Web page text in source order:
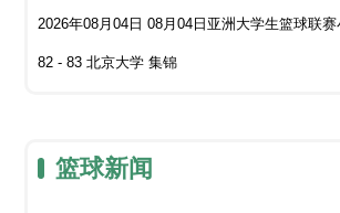
2026年08月04日 08月04日亚洲大学生篮球联
82 - 83 北京大学 集锦
篮球新闻